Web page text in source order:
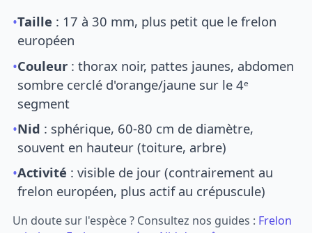
•Taille : 17 à 30 mm, plus petit que le frelon
européen
•Couleur : thorax noir, pattes jaunes, abdomen
sombre cerclé d'orange/jaune sur le 4ᵉ
segment
•Nid : sphérique, 60-80 cm de diamètre,
souvent en hauteur (toiture, arbre)
•Activité : visible de jour (contrairement au
frelon européen, plus actif au crépuscule)
Un doute sur l'espèce ? Consultez nos guides : Frelon